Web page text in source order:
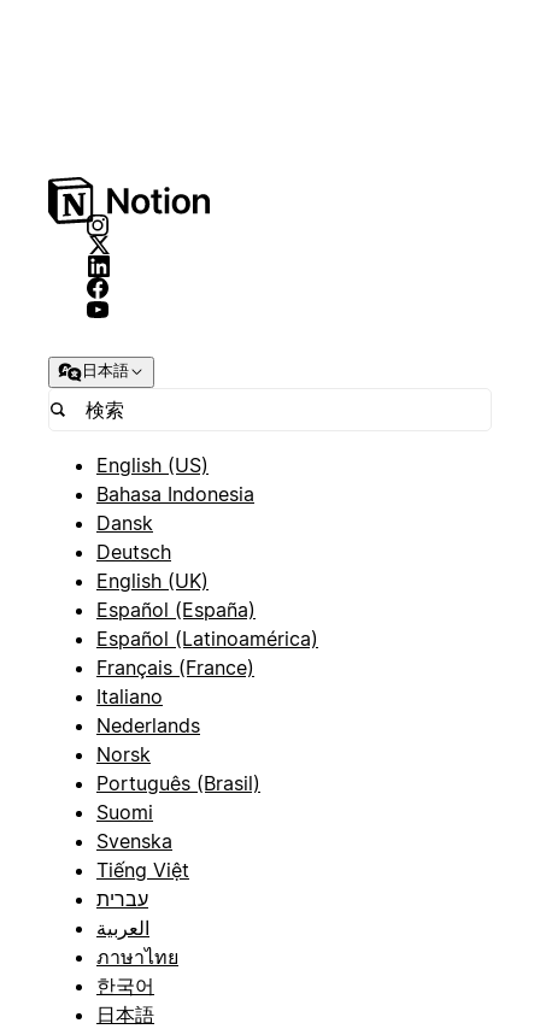
日本語
English (US)
Bahasa Indonesia
Dansk
Deutsch
English (UK)
Español (España)
Español (Latinoamérica)
Français (France)
Italiano
Nederlands
Norsk
Português (Brasil)
Suomi
Svenska
Tiếng Việt
עברית
العربية
ภาษาไทย
한국어
日本語